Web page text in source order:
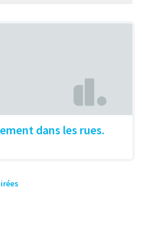
dans les rues.